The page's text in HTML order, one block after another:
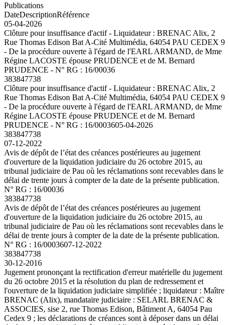
Publications
DateDescriptionRéférence
05-04-2026
Clôture pour insuffisance d'actif - Liquidateur : BRENAC Alix, 2
Rue Thomas Edison Bat A-Cité Multimédia, 64054 PAU CEDEX 9
- De la procédure ouverte à l'égard de l'EARL ARMAND, de Mme
Régine LACOSTE épouse PRUDENCE et de M. Bernard
PRUDENCE - N° RG : 16/00036
383847738
Clôture pour insuffisance d'actif - Liquidateur : BRENAC Alix, 2
Rue Thomas Edison Bat A-Cité Multimédia, 64054 PAU CEDEX 9
- De la procédure ouverte à l'égard de l'EARL ARMAND, de Mme
Régine LACOSTE épouse PRUDENCE et de M. Bernard
PRUDENCE - N° RG : 16/0003605-04-2026
383847738
07-12-2022
Avis de dépôt de l’état des créances postérieures au jugement
d'ouverture de la liquidation judiciaire du 26 octobre 2015, au
tribunal judiciaire de Pau où les réclamations sont recevables dans le
délai de trente jours à compter de la date de la présente publication.
N° RG : 16/00036
383847738
Avis de dépôt de l’état des créances postérieures au jugement
d'ouverture de la liquidation judiciaire du 26 octobre 2015, au
tribunal judiciaire de Pau où les réclamations sont recevables dans le
délai de trente jours à compter de la date de la présente publication.
N° RG : 16/0003607-12-2022
383847738
30-12-2016
Jugement prononçant la rectification d'erreur matérielle du jugement
du 26 octobre 2015 et la résolution du plan de redressement et
l'ouverture de la liquidation judiciaire simplifiée ; liquidateur : Maître
BRENAC (Alix), mandataire judiciaire : SELARL BRENAC &
ASSOCIES, sise 2, rue Thomas Edison, Bâtiment A, 64054 Pau
Cedex 9 ; les déclarations de créances sont à déposer dans un délai